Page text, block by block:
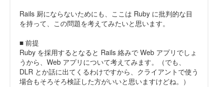
Rails 厨にならないためにも、ここは Ruby に批判的な目
を持って、この問題を考えてみたいと思います。
■ 前提
Ruby を採用するとなると Rails 絡みで Web アプリでしょ
うから、Web アプリについて考えてみます。（でも、
DLR とか話に出てくるわけですから、クライアントで使う
場合もそろそろ検証した方がいいと思いますけどね。）